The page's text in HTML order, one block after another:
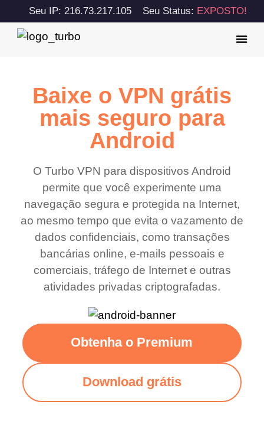
Seu IP: 216.73.217.105 Seu Status: EXPOSTO!
Baixe o VPN grátis
mais seguro para
Android
O Turbo VPN para dispositivos Android
permite que você experimente uma
navegação segura e protegida na Internet,
ao mesmo tempo que evita o vazamento de
dados confidenciais, como transações
bancárias online, e-mails pessoais e
comerciais, tráfego de Internet e outras
atividades privadas criptografadas.
Obtenha o Premium
Download grátis